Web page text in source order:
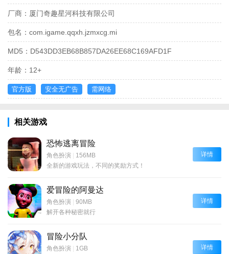
厂商： 厦门奇趣星河科技有限公司
包名： com.igame.qqxh.jzmxcg.mi
MD5： D543DD3EB68B857DA26EE68C169AFD1F
年龄： 12+
官方版 安全无广告 需网络
相关游戏
恐怖逃离冒险
角色扮演 | 156MB
全新的游戏玩法，不同的奖励方式！
详情
爱冒险的阿曼达
角色扮演 | 90MB
解开各种秘密就行
详情
冒险小分队
角色扮演 | 1GB
详情